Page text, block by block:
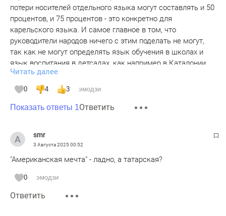
потери носителей отдельного языка могут составлять и 50
процентов, и 75 процентов - это конкретно для
карельского языка. И самое главное в том, что
руководители народов ничего с этим поделать не могут,
так как не могут определять язык обучения в школах и
язык воспитания в детсадах, как например в Каталонии.
Испанская Конституция позволяет руководителям
регионов устанавливать язык обучения в
образовательных учреждениях в своем регионе. Поэтому
каталонский язык экспертами ЮНЕСКО не считается
языков народов в РФ этими экспертами отнесены к
исчезающим.
Читать далее
0 4 3 эмодзи
Показать ответы 1Ответить
smr
3 Августа 202500:52
"Американская мечта" - ладно, а татарская?
0 эмодзи
Ответить